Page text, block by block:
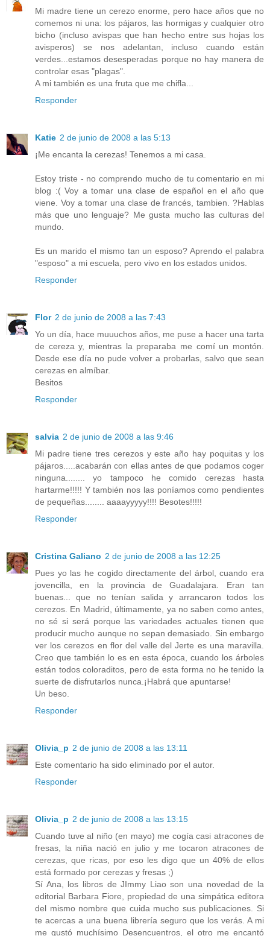
Mi madre tiene un cerezo enorme, pero hace años que no
comemos ni una: los pájaros, las hormigas y cualquier otro
bicho (incluso avispas que han hecho entre sus hojas los
avisperos) se nos adelantan, incluso cuando están
verdes...estamos desesperadas porque no hay manera de
controlar esas "plagas".
A mi también es una fruta que me chifla...
Responder
Katie 2 de junio de 2008 a las 5:13
¡Me encanta la cerezas! Tenemos a mi casa.
Estoy triste - no comprendo mucho de tu comentario en mi
blog :( Voy a tomar una clase de español en el año que
viene. Voy a tomar una clase de francés, tambien. ?Hablas
más que uno lenguaje? Me gusta mucho las culturas del
mundo.
Es un marido el mismo tan un esposo? Aprendo el palabra
"esposo" a mi escuela, pero vivo en los estados unidos.
Responder
Flor 2 de junio de 2008 a las 7:43
Yo un día, hace muuuchos años, me puse a hacer una tarta
de cereza y, mientras la preparaba me comí un montón.
Desde ese día no pude volver a probarlas, salvo que sean
cerezas en almíbar.
Besitos
Responder
salvia 2 de junio de 2008 a las 9:46
Mi padre tiene tres cerezos y este año hay poquitas y los
pájaros.....acabarán con ellas antes de que podamos coger
ninguna........ yo tampoco he comido cerezas hasta
hartarme!!!!! Y también nos las poníamos como pendientes
de pequeñas........ aaaayyyyy!!!! Besotes!!!!!
Responder
Cristina Galiano 2 de junio de 2008 a las 12:25
Pues yo las he cogido directamente del árbol, cuando era
jovencilla, en la provincia de Guadalajara. Eran tan
buenas... que no tenían salida y arrancaron todos los
cerezos. En Madrid, últimamente, ya no saben como antes,
no sé si será porque las variedades actuales tienen que
producir mucho aunque no sepan demasiado. Sin embargo
ver los cerezos en flor del valle del Jerte es una maravilla.
Creo que también lo es en esta época, cuando los árboles
están todos coloraditos, pero de esta forma no he tenido la
suerte de disfrutarlos nunca.¡Habrá que apuntarse!
Un beso.
Responder
Olivia_p 2 de junio de 2008 a las 13:11
Este comentario ha sido eliminado por el autor.
Responder
Olivia_p 2 de junio de 2008 a las 13:15
Cuando tuve al niño (en mayo) me cogía casi atracones de
fresas, la niña nació en julio y me tocaron atracones de
cerezas, que ricas, por eso les digo que un 40% de ellos
está formado por cerezas y fresas ;)
Sí Ana, los libros de JImmy Liao son una novedad de la
editorial Barbara Fiore, propiedad de una simpática editora
del mismo nombre que cuida mucho sus publicaciones. Si
te acercas a una buena librería seguro que los verás. A mi
me gustó muchísimo Desencuentros, el otro me encantó